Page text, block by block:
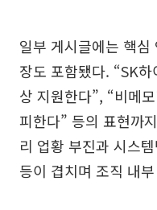
일부 게시글에는 핵
장도 포함됐다. “SK
상 지원한다”, “비메
피한다” 등의 표현까
리 업황 부진과 시스
등이 겹치며 조직 내